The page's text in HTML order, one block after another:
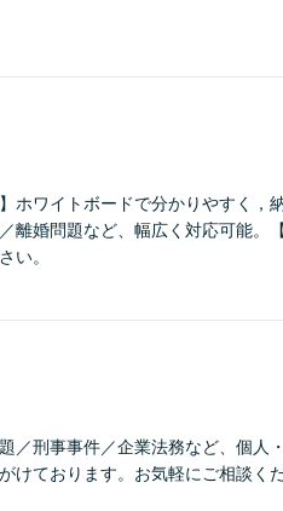
ホワイトボードで分かりやすく，
離婚問題など、幅広く対応可能。
い。
／刑事事件／企業法務など、個人
けております。お気軽にご相談く